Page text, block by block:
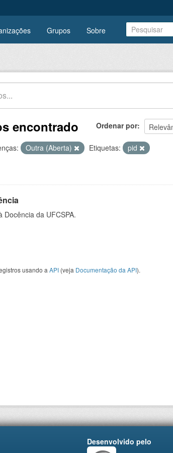
Grupos Sobre
Ordenar por
encontrado
Outra (Aberta) Etiquetas:
pid
Docência da UFCSPA.
usando a API (veja Documentação da API).
Desenvolvido pelo